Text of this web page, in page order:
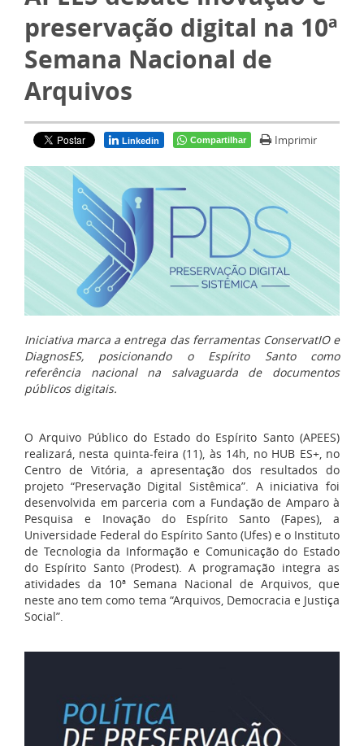
preservação digital na 10ª
Semana Nacional de
Arquivos
Linkedin Compartilhar Imprimir
Iniciativa marca a entrega das ferramentas ConservatIO e
DiagnosES, posicionando o Espírito Santo como
referência nacional na salvaguarda de documentos
públicos digitais.
O Arquivo Público do Estado do Espírito Santo (APEES)
realizará, nesta quinta-feira (11), às 14h, no HUB ES+, no
Centro de Vitória, a apresentação dos resultados do
projeto “Preservação Digital Sistêmica”. A iniciativa foi
desenvolvida em parceria com a Fundação de Amparo à
Pesquisa e Inovação do Espírito Santo (Fapes), a
Universidade Federal do Espírito Santo (Ufes) e o Instituto
de Tecnologia da Informação e Comunicação do Estado
do Espírito Santo (Prodest). A programação integra as
atividades da 10ª Semana Nacional de Arquivos, que
neste ano tem como tema “Arquivos, Democracia e Justiça
Social”.